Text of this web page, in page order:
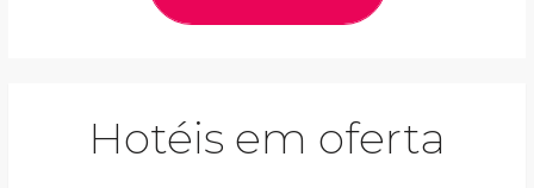
Hotéis em oferta